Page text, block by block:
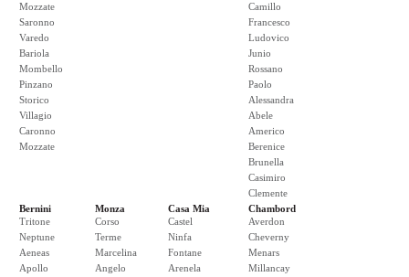
Mozzate
Saronno
Varedo
Bariola
Mombello
Pinzano
Storico
Villagio
Caronno
Mozzate
Camillo
Francesco
Ludovico
Junio
Rossano
Paolo
Alessandra
Abele
Americo
Berenice
Brunella
Casimiro
Clemente
Bernini
Tritone
Neptune
Aeneas
Apollo
Monza
Corso
Terme
Marcelina
Angelo
Casa Mia
Castel
Ninfa
Fontane
Arenela
Chambord
Averdon
Cheverny
Menars
Millancay